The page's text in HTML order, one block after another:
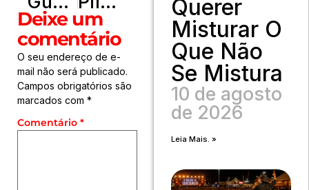
Deixe um
comentário
O seu endereço de e-
mail não será publicado.
Campos obrigatórios são
marcados com *
Comentário *
Querer
Misturar O
Que Não
Se Mistura
10 de agosto
de 2026
Leia Mais. »